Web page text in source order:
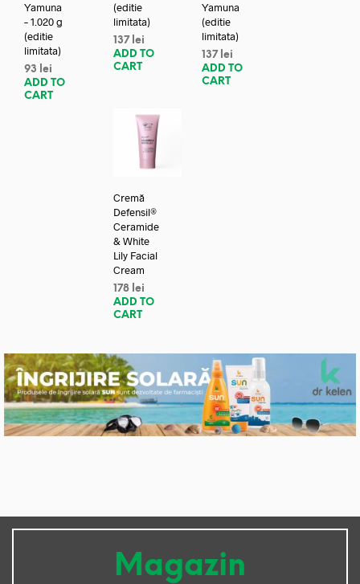
Yamuna
– 1.020 g
(editie
limitata)
93
lei
ADD TO
CART
(editie
limitata)
137 lei
ADD TO
CART
Yamuna
(editie
limitata)
137 lei
ADD TO
CART
Cremă
Defensil®
Ceramide
& White
Lily Facial
Cream
178 lei
ADD TO
CART
Magazin